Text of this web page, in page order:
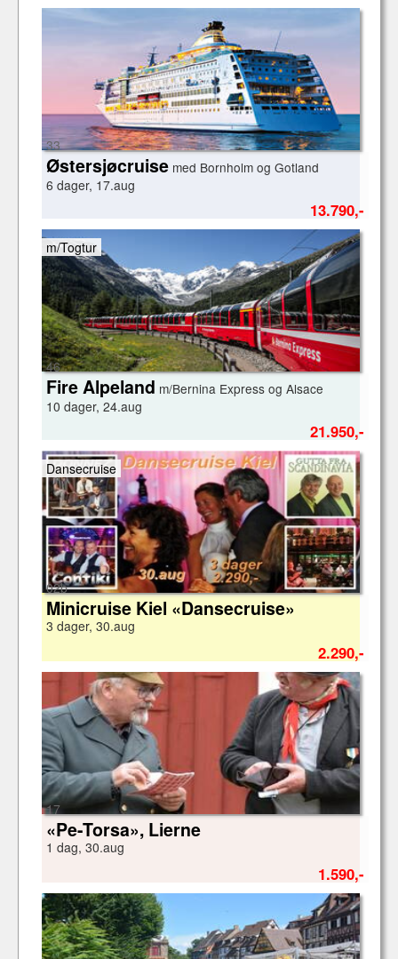
33
Østersjøcruise med Bornholm og Gotland
6 dager, 17.aug
13.790,-
46
m/Togtur
Fire Alpeland m/Bernina Express og Alsace
10 dager, 24.aug
21.950,-
02b
Dansecruise
Minicruise Kiel «Dansecruise»
3 dager, 30.aug
2.290,-
17
«Pe-Torsa», Lierne
1 dag, 30.aug
1.590,-